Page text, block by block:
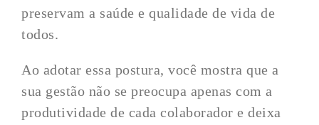
preservam a saúde e qualidade de vida de
todos.
Ao adotar essa postura, você mostra que a
sua gestão não se preocupa apenas com a
produtividade de cada colaborador e deixa